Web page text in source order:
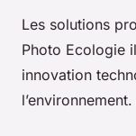
Les solutions
Photo Ecologie
innovation
l’environnement.